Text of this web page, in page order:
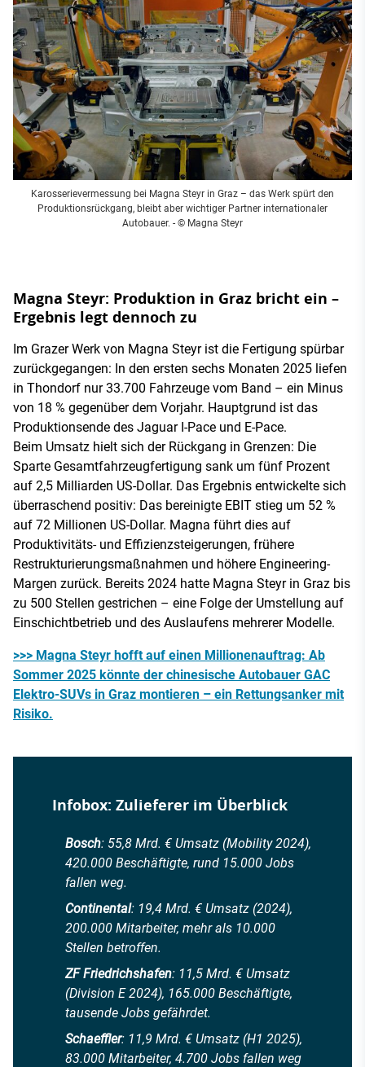
Karosserievermessung bei Magna Steyr in Graz – das Werk spürt den
Produktionsrückgang, bleibt aber wichtiger Partner internationaler
Autobauer. - © Magna Steyr
Magna Steyr: Produktion in Graz bricht ein –
Ergebnis legt dennoch zu
Im Grazer Werk von Magna Steyr ist die Fertigung spürbar
zurückgegangen: In den ersten sechs Monaten 2025 liefen
in Thondorf nur 33.700 Fahrzeuge vom Band – ein Minus
von 18 % gegenüber dem Vorjahr. Hauptgrund ist das
Produktionsende des Jaguar I-Pace und E-Pace.
Beim Umsatz hielt sich der Rückgang in Grenzen: Die
Sparte Gesamtfahrzeugfertigung sank um fünf Prozent
auf 2,5 Milliarden US-Dollar. Das Ergebnis entwickelte sich
überraschend positiv: Das bereinigte EBIT stieg um 52 %
auf 72 Millionen US-Dollar. Magna führt dies auf
Produktivitäts- und Effizienzsteigerungen, frühere
Restrukturierungsmaßnahmen und höhere Engineering-
Margen zurück. Bereits 2024 hatte Magna Steyr in Graz bis
zu 500 Stellen gestrichen – eine Folge der Umstellung auf
Einschichtbetrieb und des Auslaufens mehrerer Modelle.
>>> Magna Steyr hofft auf einen Millionenauftrag: Ab
Sommer 2025 könnte der chinesische Autobauer GAC
Elektro-SUVs in Graz montieren – ein Rettungsanker mit
Risiko.
Infobox: Zulieferer im Überblick
Bosch: 55,8 Mrd. € Umsatz (Mobility 2024),
420.000 Beschäftigte, rund 15.000 Jobs
fallen weg.
Continental: 19,4 Mrd. € Umsatz (2024),
200.000 Mitarbeiter, mehr als 10.000
Stellen betroffen.
ZF Friedrichshafen: 11,5 Mrd. € Umsatz
(Division E 2024), 165.000 Beschäftigte,
tausende Jobs gefährdet.
Schaeffler: 11,9 Mrd. € Umsatz (H1 2025),
83.000 Mitarbeiter, 4.700 Jobs fallen weg